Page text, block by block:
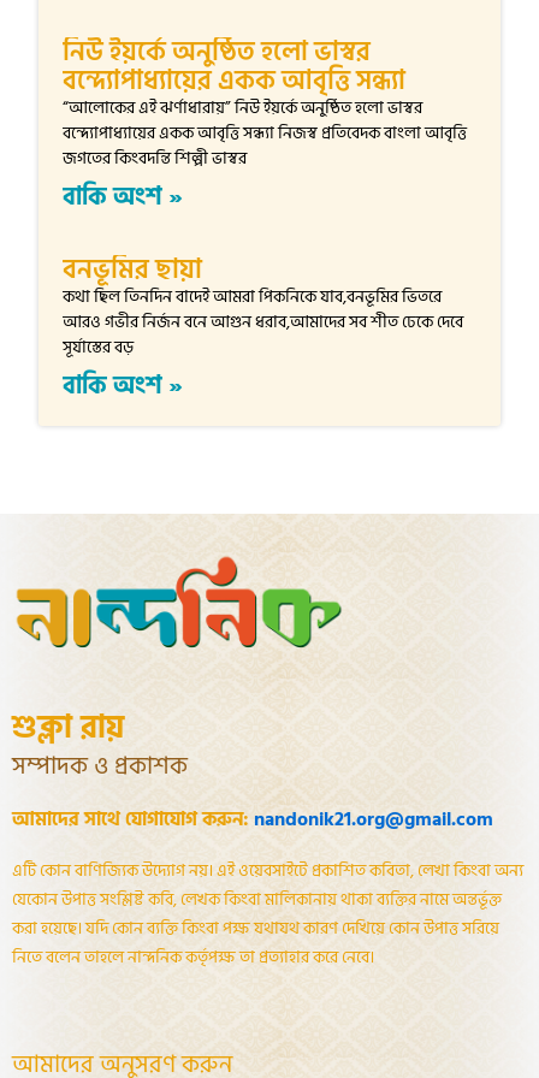
নিউ ইয়র্কে অনুষ্ঠিত হলো ভাস্বর
বন্দ্যোপাধ্যায়ের একক আবৃত্তি সন্ধ্যা
“আলোকের এই ঝর্ণাধারায়” নিউ ইয়র্কে অনুষ্ঠিত হলো ভাস্বর
বন্দ্যোপাধ্যায়ের একক আবৃত্তি সন্ধ্যা নিজস্ব প্রতিবেদক বাংলা আবৃত্তি
জগতের কিংবদন্তি শিল্পী ভাস্বর
বাকি অংশ »
বনভূমির ছায়া
কথা ছিল তিনদিন বাদেই আমরা পিকনিকে যাব,বনভূমির ভিতরে
আরও গভীর নির্জন বনে আগুন ধরাব,আমাদের সব শীত ঢেকে দেবে
সূর্যাস্তের বড়
বাকি অংশ »
শুক্লা রায়
সম্পাদক ও প্রকাশক
আমাদের সাথে যোগাযোগ করুন: nandonik21.org@gmail.com
এটি কোন বাণিজ্যিক উদ্যোগ নয়। এই ওয়েবসাইটে প্রকাশিত কবিতা, লেখা কিংবা অন্য
যেকোন উপাত্ত সংশ্লিষ্ট কবি, লেখক কিংবা মালিকানায় থাকা ব্যক্তির নামে অন্তর্ভূক্ত
করা হয়েছে। যদি কোন ব্যক্তি কিংবা পক্ষ যথাযথ কারণ দেখিয়ে কোন উপাত্ত সরিয়ে
নিতে বলেন তাহলে নান্দনিক কর্তৃপক্ষ তা প্রত্যাহার করে নেবে।
আমাদের অনুসরণ করুন